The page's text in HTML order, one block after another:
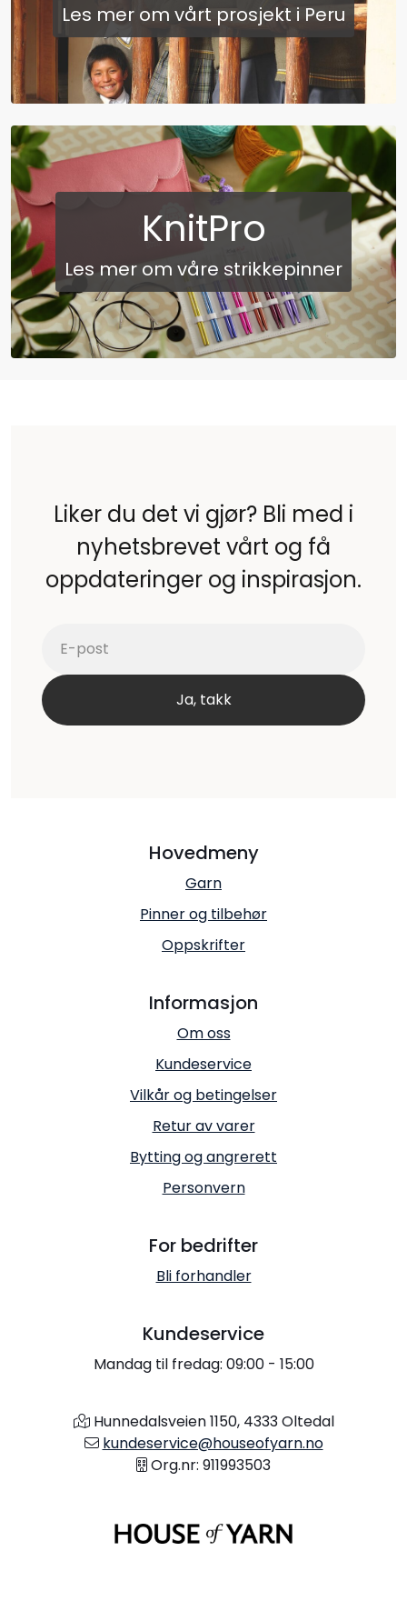
Les mer om vårt prosjekt i Peru
KnitPro
Les mer om våre strikkepinner
Liker du det vi gjør? Bli med i
nyhetsbrevet vårt og få
oppdateringer og inspirasjon.
Hovedmeny
Garn
Pinner og tilbehør
Oppskrifter
Informasjon
Om oss
Kundeservice
Vilkår og betingelser
Retur av varer
Bytting og angrerett
Personvern
For bedrifter
Bli forhandler
Kundeservice
Mandag til fredag: 09:00 - 15:00
Hunnedalsveien 1150, 4333 Oltedal
kundeservice@houseofyarn.no
Org.nr: 911993503